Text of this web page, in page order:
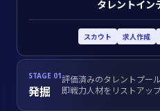
タレントイン
スカウト 求人作成
STAGE 01
発掘
評価済みのタレントプール
即戦力人材をリストアッ